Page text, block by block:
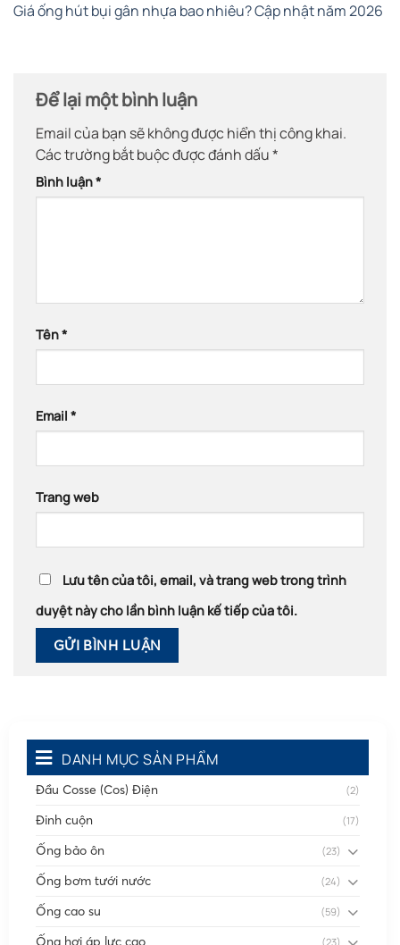
Giá ống hút bụi gân nhựa bao nhiêu? Cập nhật năm 2026
Để lại một bình luận
Email của bạn sẽ không được hiển thị công khai.
Các trường bắt buộc được đánh dấu*
Bình luận*
Tên*
Email *
Trang web
Lưu tên của tôi, email, và trang web trong trình
duyệt này cho lần bình luận kế tiếp của tôi.
DANH MỤC SẢN PHẨM
Đầu Cosse (Cos) Điện (2)
Đinh cuộn (17)
Ống bảo ôn (23)
Ống bơm tưới nước (24)
Ống cao su (59)
Ống hơi áp lực cao (23)